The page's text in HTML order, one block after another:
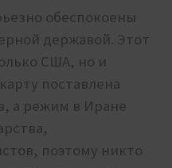
обеспокоены
державой. Этот
США, но и
поставлена
а режим в Иране
поэтому никто